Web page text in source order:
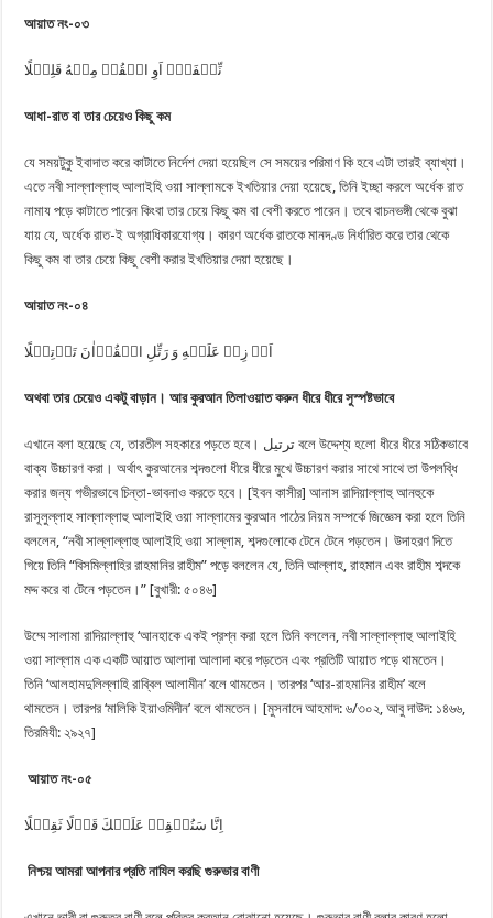
আয়াত নং-০৩
نِّصۡفَهٗۤ اَوِ انۡقُصۡ مِنۡهُ قَلِیۡلًا
আধা-রাত বা তার চেয়েও কিছু কম
যে সময়টুকু ইবাদাত করে কাটাতে নির্দেশ দেয়া হয়েছিল সে সময়ের পরিমাণ কি হবে এটা তারই ব্যাখ্যা।
এতে নবী সাল্লাল্লাহু আলাইহি ওয়া সাল্লামকে ইখতিয়ার দেয়া হয়েছে, তিনি ইচ্ছা করলে অর্ধেক রাত
নামায পড়ে কাটাতে পারেন কিংবা তার চেয়ে কিছু কম বা বেশী করতে পারেন। তবে বাচনভঙ্গী থেকে বুঝা
যায় যে, অর্ধেক রাত-ই অগ্রাধিকারযোগ্য। কারণ অর্ধেক রাতকে মানদণ্ড নির্ধারিত করে তার থেকে
কিছু কম বা তার চেয়ে কিছু বেশী করার ইখতিয়ার দেয়া হয়েছে।
আয়াত নং-০৪
اَوۡ زِدۡ عَلَیۡهِ وَ رَتِّلِ الۡقُرۡاٰنَ تَرۡتِیۡلًا
অথবা তার চেয়েও একটু বাড়ান। আর কুরআন তিলাওয়াত করুন ধীরে ধীরে সুস্পষ্টভাবে
এখানে বলা হয়েছে যে, তারতীল সহকারে পড়তে হবে। ترتيل বলে উদ্দেশ্য হলো ধীরে ধীরে সঠিকভাবে
বাক্য উচ্চারণ করা। অর্থাৎ কুরআনের শব্দগুলো ধীরে ধীরে মুখে উচ্চারণ করার সাথে সাথে তা উপলব্ধি
করার জন্য গভীরভাবে চিন্তা-ভাবনাও করতে হবে। [ইবন কাসীর] আনাস রাদিয়াল্লাহু আনহুকে
রাসূলুল্লাহ সাল্লাল্লাহু আলাইহি ওয়া সাল্লামের কুরআন পাঠের নিয়ম সম্পর্কে জিজ্ঞেস করা হলে তিনি
বললেন, “নবী সাল্লাল্লাহু আলাইহি ওয়া সাল্লাম, শব্দগুলোকে টেনে টেনে পড়তেন। উদাহরণ দিতে
গিয়ে তিনি “বিসমিল্লাহির রাহমানির রাহীম” পড়ে বললেন যে, তিনি আল্লাহ, রাহমান এবং রাহীম শব্দকে
মদ্দ করে বা টেনে পড়তেন।” [বুখারী: ৫০৪৬]
উম্মে সালামা রাদিয়াল্লাহু ‘আনহাকে একই প্রশ্ন করা হলে তিনি বললেন, নবী সাল্লাল্লাহু আলাইহি
ওয়া সাল্লাম এক একটি আয়াত আলাদা আলাদা করে পড়তেন এবং প্রতিটি আয়াত পড়ে থামতেন।
তিনি ‘আলহামদুলিল্লাহি রাব্বিল আলামীন’ বলে থামতেন। তারপর ‘আর-রাহমানির রাহীম’ বলে
থামতেন। তারপর ‘মালিকি ইয়াওমিদীন’ বলে থামতেন। [মুসনাদে আহমাদ: ৬/৩০২, আবু দাউদ: ১৪৬৬,
তিরমিযী: ২৯২৭]
আয়াত নং-০৫
اِنَّا سَنُلۡقِیۡ عَلَیۡكَ قَوۡلًا ثَقِیۡلًا
নিশ্চয় আমরা আপনার প্রতি নাযিল করছি গুরুভার বাণী